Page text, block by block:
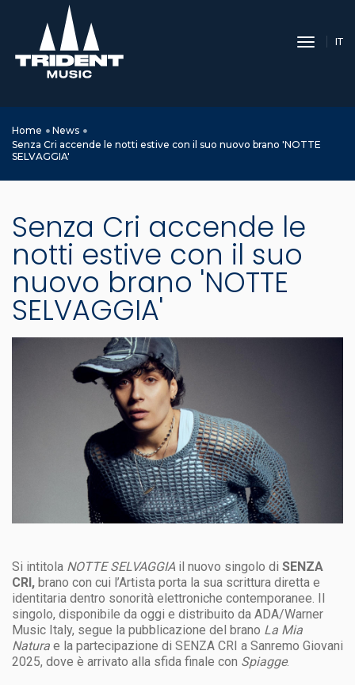
toggle
IT
Home
News
Senza Cri accende le notti estive con il suo nuovo brano 'NOTTE
SELVAGGIA'
Senza Cri accende le
notti estive con il suo
nuovo brano 'NOTTE
SELVAGGIA'
Si intitola NOTTE SELVAGGIA il nuovo singolo di SENZA
CRI, brano con cui l’Artista porta la sua scrittura diretta e
identitaria dentro sonorità elettroniche contemporanee. Il
singolo, disponibile da oggi e distribuito da ADA/Warner
Music Italy, segue la pubblicazione del brano La Mia
Natura e la partecipazione di SENZA CRI a Sanremo Giovani
2025, dove è arrivato alla sfida finale con Spiagge.